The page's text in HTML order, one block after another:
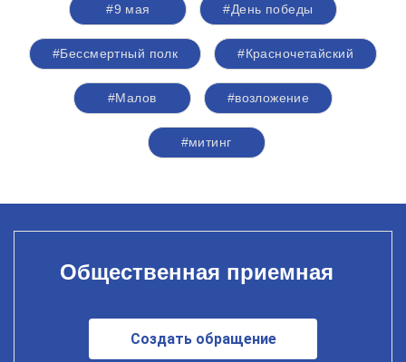
#9 мая #День победы
#Бессмертный полк #Красночетайский
#Малов #возложение
#митинг
Общественная приемная
Создать обращение